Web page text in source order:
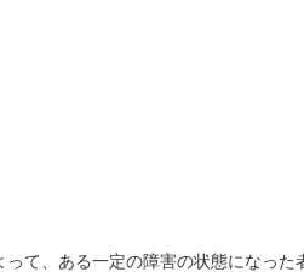
て、ある一定の障害の状態になった